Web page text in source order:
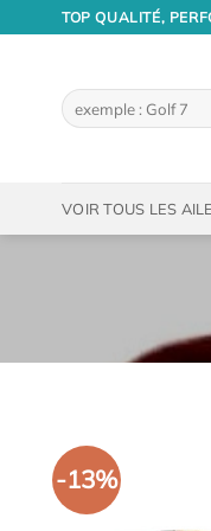
TOP QUALITÉ,
Recherche
pour :
VOIR TOUS LES
-13%